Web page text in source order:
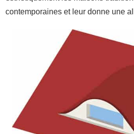
contemporaines et leur donne une